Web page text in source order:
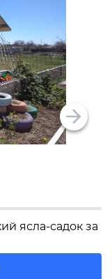
ясла-садок за